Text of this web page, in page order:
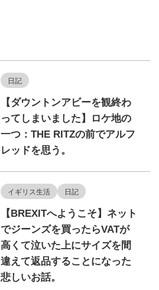
日記
【ダウントンアビーを観終わ
ってしまいました】ロケ地の
一つ：THE RITZの前でアルフ
レッドを思う。
イギリス生活 日記
【BREXITへようこそ】ネット
でジーンズを買ったらVATが
高くて泣いた上にサイズを間
違えて返品することになった
悲しいお話。